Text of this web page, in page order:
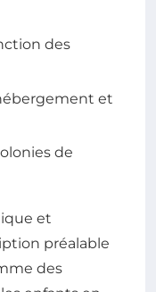
des
et
de
et
préalable
des